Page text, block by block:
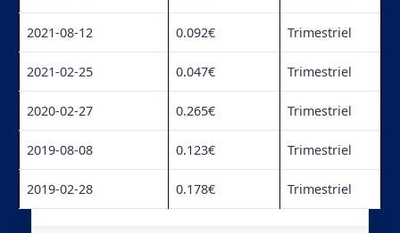
2021-08-12 0.092€ Trimestriel
2021-02-25 0.047€ Trimestriel
2020-02-27 0.265€ Trimestriel
2019-08-08 0.123€ Trimestriel
2019-02-28 0.178€ Trimestriel